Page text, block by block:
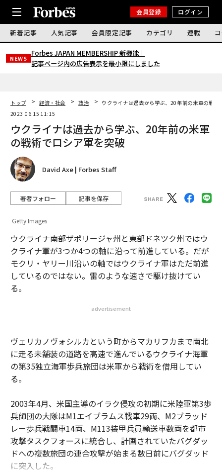
会員登録 ログイン
新着記事 人気記事 会員限定記事 カテゴリ 連載
NEWS
Forbes JAPAN MEMBERSHIP 新機能｜
記事ページ内の広告表示を最小限にしました
トップ 経済・社会 政治
ウクライナは過去から学ぶ、20年前の米軍の戦術
2023.06.15 11:15
ウクライナは過去から学ぶ、20年前の米軍
の戦術でロシア軍を突破
David Axe | Forbes Staff
著者フォロー 記事を保存
Getty Images
ウクライナ南部ザポリージャ州と東部ドネツク州ではウ
クライナ軍が3つか4つの軸に沿って前進している。だが
モクリ・ヤリー川沿いの軸ではウクライナ軍はただ前進
しているのではない。雷のような速さで駆け抜けてい
る。
advertisement
ヴェリカノヴォシルカという町からマカリフカまで南北
に走る未舗装の道路を高速で進んでいるウクライナ海軍
の第35独立海軍歩兵旅団は米軍から戦術を借用してい
る。
2003年4月、米国主導のイラク侵攻の初期に米陸軍第3歩
兵師団の大隊はM1エイブラムス戦車29両、M2ブラッド
レー歩兵戦闘車14両、M113装甲兵員輸送車数両を都市
攻撃タスクフォースに統合し、計画されていたバグダッ
ドへの複数旅団の連合攻撃が始まる数日前にバグダッド
に突入した。